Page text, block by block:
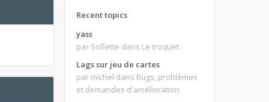
Recent topics
yass
par Soflette dans Le troquet
Lags sur jeu de cartes
par michel dans Bugs, problèmes
et demandes d'amélioration